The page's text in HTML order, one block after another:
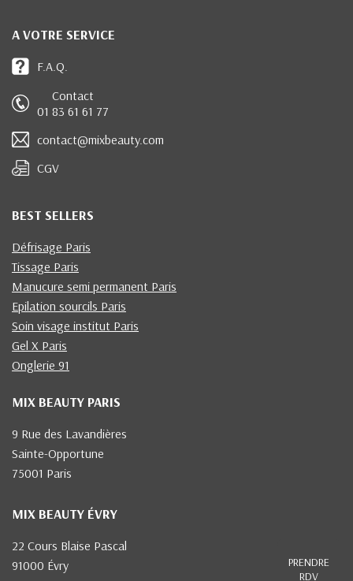
A VOTRE SERVICE
F.A.Q.
Contact
01 83 61 61 77
contact@mixbeauty.com
CGV
BEST SELLERS
Défrisage Paris
Tissage Paris
Manucure semi permanent Paris
Epilation sourcils Paris
Soin visage institut Paris
Gel X Paris
Onglerie 91
MIX BEAUTY PARIS
9 Rue des Lavandières
Sainte-Opportune
75001 Paris
MIX BEAUTY ÉVRY
22 Cours Blaise Pascal
91000 Évry
PRENDRE
RDV